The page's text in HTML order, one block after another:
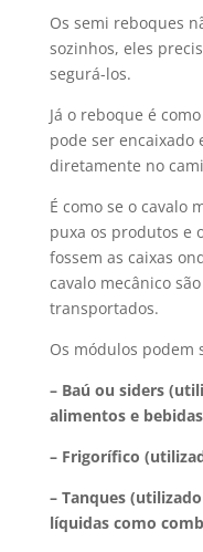
Os semi reboques
sozinhos, eles
segurá-los.
Já o reboque é
pode ser encaixado
diretamente no
É como se o cavalo
puxa os produtos e
fossem as caixas
cavalo mecânico
transportados.
Os módulos podem
– Baú ou siders
alimentos e
– Frigorífico
– Tanques
líquidas como